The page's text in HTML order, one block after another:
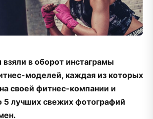
в оборот инстаграмы
моделей, каждая из которых
своей фитнес-компании и
5 лучших свежих фотографий